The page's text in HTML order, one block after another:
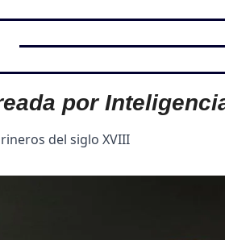
por
del siglo XVIII